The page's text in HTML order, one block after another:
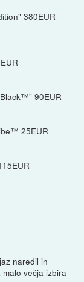
380EUR
90EUR
25EUR
naredil in
večja izbira